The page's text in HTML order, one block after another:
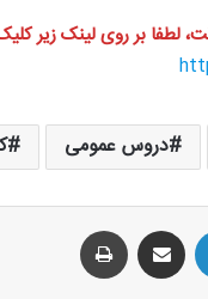
بر روی لینک زیر
دروس عمومی